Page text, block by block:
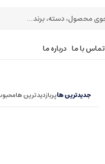
تماس با ما درباره ما
جدیدترین هاپربازدیدترین ها